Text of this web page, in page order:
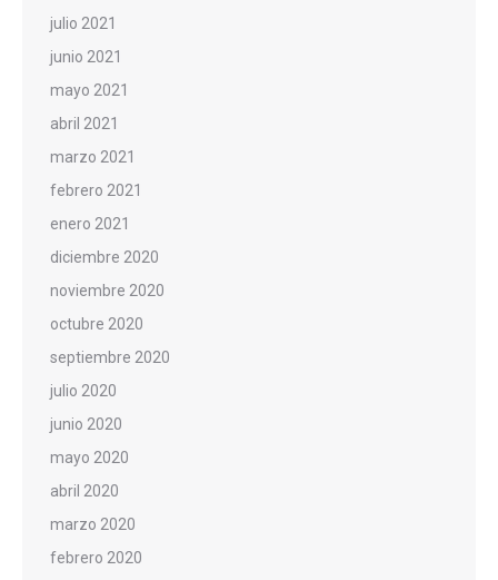
julio 2021
junio 2021
mayo 2021
abril 2021
marzo 2021
febrero 2021
enero 2021
diciembre 2020
noviembre 2020
octubre 2020
septiembre 2020
julio 2020
junio 2020
mayo 2020
abril 2020
marzo 2020
febrero 2020